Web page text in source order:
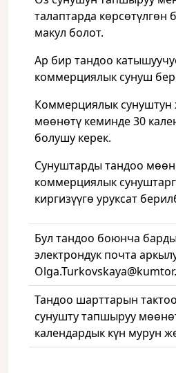
талаптарда көрсөтүлгөн
макул болот.
Ар бир тандоо
коммерциялык сунуш
Коммерциялык сунуштун
мөөнөтү кеминде 30
болушу керек.
Сунуштарды тандоо
коммерциялык
киргизүүгө уруксат
Бул тандоо боюнча
электрондук почта
Тандоо шарттарын
сунушту тапшыруу
календардык күн мурун